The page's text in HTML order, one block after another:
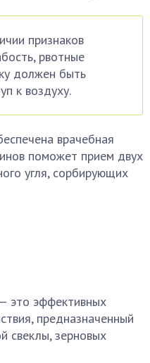
признаков
рвотные
должен быть
к воздуху.
врачебная
поможет прием двух
угля, сорбирующих
это эффективных
предназначенный
свеклы, зерновых